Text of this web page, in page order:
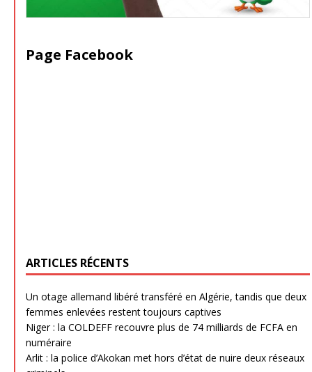
Page Facebook
ARTICLES RÉCENTS
Un otage allemand libéré transféré en Algérie, tandis que deux
femmes enlevées restent toujours captives
Niger : la COLDEFF recouvre plus de 74 milliards de FCFA en
numéraire
Arlit : la police d’Akokan met hors d’état de nuire deux réseaux